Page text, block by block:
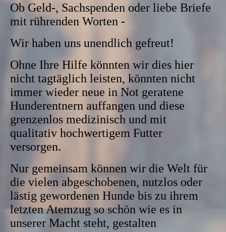
Ob Geld-, Sachspenden oder liebe Briefe
mit rührenden Worten -
Wir haben uns unendlich gefreut!
Ohne Ihre Hilfe könnten wir dies hier
nicht tagtäglich leisten, könnten nicht
immer wieder neue in Not geratene
Hunderentnern auffangen und diese
grenzenlos medizinisch und mit
qualitativ hochwertigem Futter
versorgen.
Nur gemeinsam können wir die Welt für
die vielen abgeschobenen, nutzlos oder
lästig gewordenen Hunde bis zu ihrem
letzten Atemzug so schön wie es in
unserer Macht steht, gestalten